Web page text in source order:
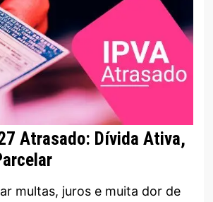
Atrasado: Dívida Ativa,
multas, juros e muita dor de